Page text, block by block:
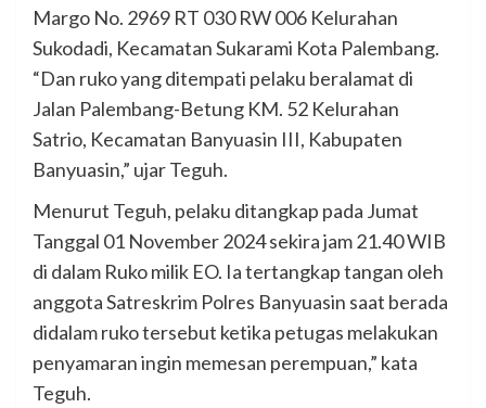
Margo No. 2969 RT 030 RW 006 Kelurahan
Sukodadi, Kecamatan Sukarami Kota Palembang.
“Dan ruko yang ditempati pelaku beralamat di
Jalan Palembang-Betung KM. 52 Kelurahan
Satrio, Kecamatan Banyuasin III, Kabupaten
Banyuasin,” ujar Teguh.
Menurut Teguh, pelaku ditangkap pada Jumat
Tanggal 01 November 2024 sekira jam 21.40 WIB
di dalam Ruko milik EO. Ia tertangkap tangan oleh
anggota Satreskrim Polres Banyuasin saat berada
didalam ruko tersebut ketika petugas melakukan
penyamaran ingin memesan perempuan,” kata
Teguh.